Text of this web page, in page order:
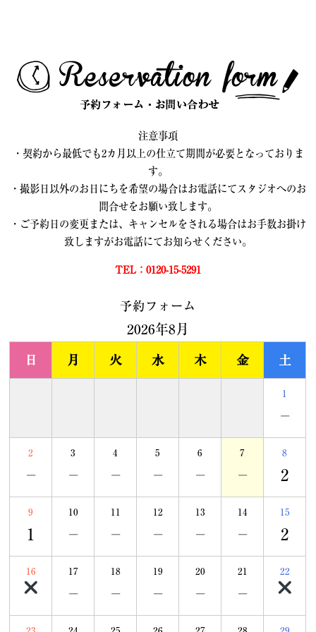
注意事項
・契約から最低でも2カ月以上の仕立て期間が必要となっておりま
す。
・撮影日以外のお日にちを希望の場合はお電話にてスタジオへのお
問合せをお願い致します。
・ご予約日の変更または、キャンセルをされる場合はお手数お掛け
致しますがお電話にてお知らせください。
TEL：0120-15-5291
予約フォーム
2026年8月
日 月 火 水 木 金 土
1
－
2
－
3
－
4
－
5
－
6
－
7
－
8
2
9
1
10
－
11
－
12
－
13
－
14
－
15
2
16 17
－
18
－
19
－
20
－
21
－
22